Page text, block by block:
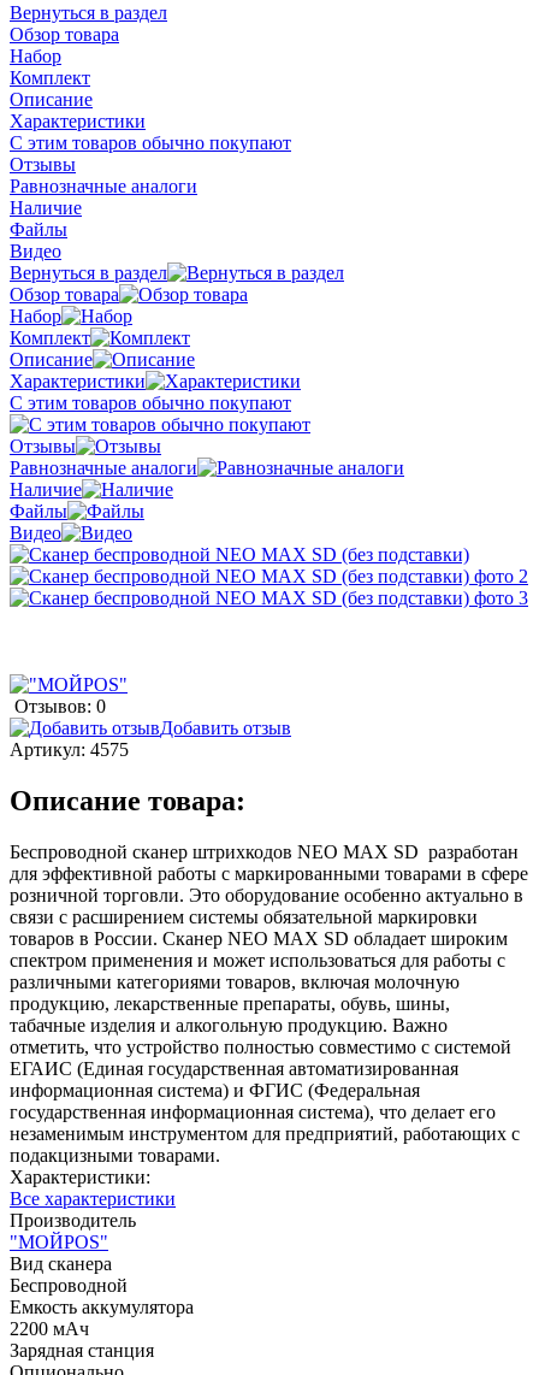
Вернуться в раздел
Обзор товара
Набор
Комплект
Описание
Характеристики
С этим товаров обычно покупают
Отзывы
Равнозначные аналоги
Наличие
Файлы
Видео
Вернуться в раздел
Обзор товара
Набор
Комплект
Описание
Характеристики
С этим товаров обычно покупают
Отзывы
Равнозначные аналоги
Наличие
Файлы
Видео
Отзывов: 0
Добавить отзыв
Артикул: 4575
Описание товара:
Беспроводной сканер штрихкодов NEO MAX SD разработан
для эффективной работы с маркированными товарами в сфере
розничной торговли. Это оборудование особенно актуально в
связи с расширением системы обязательной маркировки
товаров в России. Сканер NEO MAX SD обладает широким
спектром применения и может использоваться для работы с
различными категориями товаров, включая молочную
продукцию, лекарственные препараты, обувь, шины,
табачные изделия и алкогольную продукцию. Важно
отметить, что устройство полностью совместимо с системой
ЕГАИС (Единая государственная автоматизированная
информационная система) и ФГИС (Федеральная
государственная информационная система), что делает его
незаменимым инструментом для предприятий, работающих с
подакцизными товарами.
Характеристики:
Все характеристики
Производитель
"МОЙPOS"
Вид сканера
Беспроводной
Емкость аккумулятора
2200 мАч
Зарядная станция